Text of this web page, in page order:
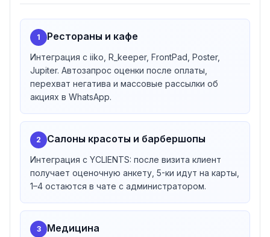
бизнесы). Под каждое направление подобран набор
интеграций и сценариев.
50+ готовых интеграций
Revvy интегрируется напрямую с CRM, POS- и MIS-
системами: YCLIENTS, iiko, iikoCard, iikoTransport,
R_keeper, Poster, FrontPad, Jupiter, Dooglys, Goulash,
amoCRM, Битрикс24, 1C, RetailCRM, RemOnline,
МойСклад, UDS, БонусПлюс, CRMTOYOU, Dalionauto.
Для медицины — Инфоклиника, Медфлекс, Медохват,
Адента. Это позволяет подтягивать данные о
сделках и автоматически запускать сценарии
коммуникации с клиентом.
Технологии и законодательство
Сервис построен на TypeScript, C#, SQL, .NET Core 3/1
1 Рестораны и кафе
Интеграция с iiko, R_keeper, FrontPad, Poster,
Jupiter. Автозапрос оценки после оплаты,
перехват негатива и массовые рассылки об
акциях в WhatsApp.
2 Салоны красоты и барбершопы
Интеграция с YCLIENTS: после визита клиент
получает оценочную анкету, 5-ки идут на карты,
1–4 остаются в чате с администратором.
3 Медицина